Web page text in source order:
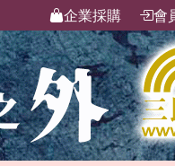
企業採購 會